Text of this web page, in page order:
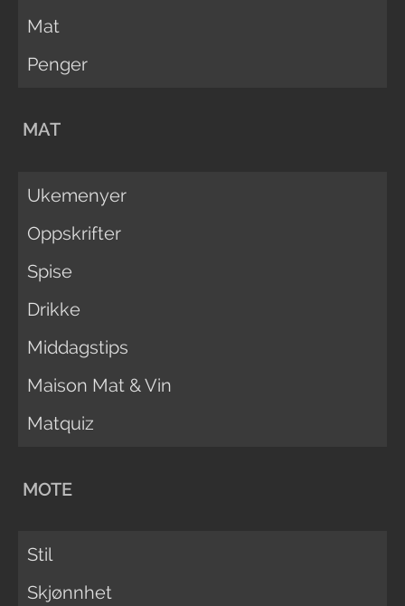
Mat
Penger
MAT
Ukemenyer
Oppskrifter
Spise
Drikke
Middagstips
Maison Mat & Vin
Matquiz
MOTE
Stil
Skjønnhet